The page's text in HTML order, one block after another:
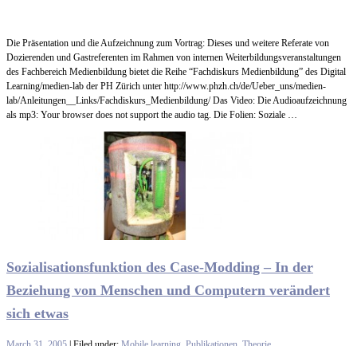
Die Präsentation und die Aufzeichnung zum Vortrag: Dieses und weitere Referate von
Dozierenden und Gastreferenten im Rahmen von internen Weiterbildungsveranstaltungen
des Fachbereich Medienbildung bietet die Reihe “Fachdiskurs Medienbildung” des Digital
Learning/medien-lab der PH Zürich unter http://www.phzh.ch/de/Ueber_uns/medien-
lab/Anleitungen__Links/Fachdiskurs_Medienbildung/ Das Video: Die Audioaufzeichnung
als mp3: Your browser does not support the audio tag. Die Folien: Soziale …
Sozialisationsfunktion des Case-Modding – In der
Beziehung von Menschen und Computern verändert
sich etwas